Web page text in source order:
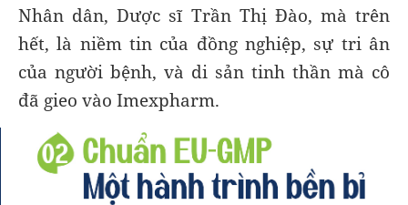
Nhân dân, Dược sĩ Trần Thị Đào, mà trên
hết, là niềm tin của đồng nghiệp, sự tri ân
của người bệnh, và di sản tinh thần mà cô
đã gieo vào Imexpharm.